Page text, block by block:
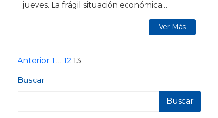
jueves. La frágil situación económica…
Ver Más
Paginación
de
Anterior Página
1 … Página
12 Página
13
Buscar
Buscar